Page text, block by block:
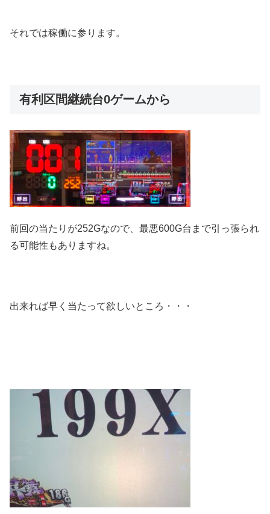
それでは稼働に参ります。
有利区間継続台0ゲームから
前回の当たりが252Gなので、最悪600G台まで引っ張られ
る可能性もありますね。
出来れば早く当たって欲しいところ・・・